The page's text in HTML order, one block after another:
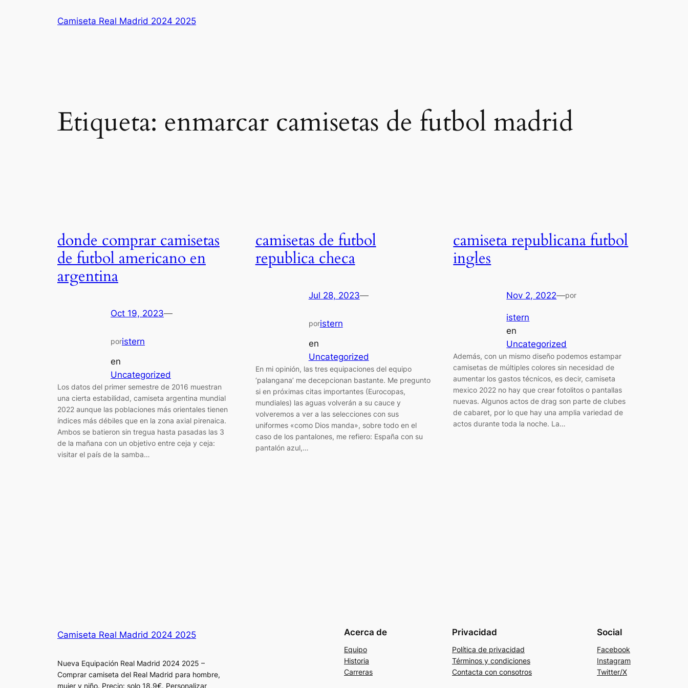
Camiseta Real Madrid 2024 2025
Etiqueta: enmarcar camisetas de futbol madrid
donde comprar camisetas
de futbol americano en
argentina
Oct 19, 2023—
poristern
en
Uncategorized
Los datos del primer semestre de 2016 muestran
una cierta estabilidad, camiseta argentina mundial
2022 aunque las poblaciones más orientales tienen
índices más débiles que en la zona axial pirenaica.
Ambos se batieron sin tregua hasta pasadas las 3
de la mañana con un objetivo entre ceja y ceja:
visitar el país de la samba…
camisetas de futbol
republica checa
Jul 28, 2023—
poristern
en
Uncategorized
En mi opinión, las tres equipaciones del equipo
‘palangana’ me decepcionan bastante. Me pregunto
si en próximas citas importantes (Eurocopas,
mundiales) las aguas volverán a su cauce y
volveremos a ver a las selecciones con sus
uniformes «como Dios manda», sobre todo en el
caso de los pantalones, me refiero: España con su
pantalón azul,…
camiseta republicana futbol
ingles
Nov 2, 2022—por
istern
en
Uncategorized
Además, con un mismo diseño podemos estampar
camisetas de múltiples colores sin necesidad de
aumentar los gastos técnicos, es decir, camiseta
mexico 2022 no hay que crear fotolitos o pantallas
nuevas. Algunos actos de drag son parte de clubes
de cabaret, por lo que hay una amplia variedad de
actos durante toda la noche. La…
Camiseta Real Madrid 2024 2025
Nueva Equipación Real Madrid 2024 2025 –
Comprar camiseta del Real Madrid para hombre,
mujer y niño. Precio: solo 18.9€. Personalizar
Acerca de
Equipo
Historia
Carreras
Privacidad
Política de privacidad
Términos y condiciones
Contacta con consotros
Social
Facebook
Instagram
Twitter/X